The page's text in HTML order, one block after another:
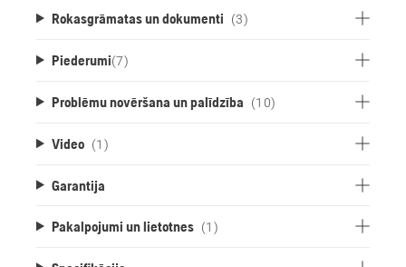
Rokasgrāmatas un dokumenti (3)
Piederumi(7)
Problēmu novēršana un palīdzība (10)
Video (1)
Garantija
Pakalpojumi un lietotnes (1)